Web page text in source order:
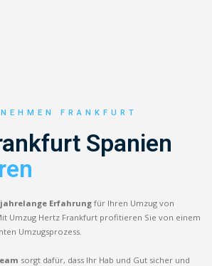
FRANKFURT
Spanien
jahrelange Erfahrung für Ihren Umzug von
Umzug Hertz Frankfurt profitieren Sie von einem
Umzugsprozess.
sorgt dafür, dass Ihr Hab und Gut sicher und